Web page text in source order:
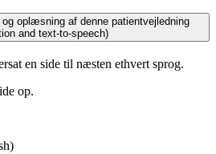
oplæsning af denne patientvejledning
and text-to-speech)
en side til næsten ethvert sprog.
op.